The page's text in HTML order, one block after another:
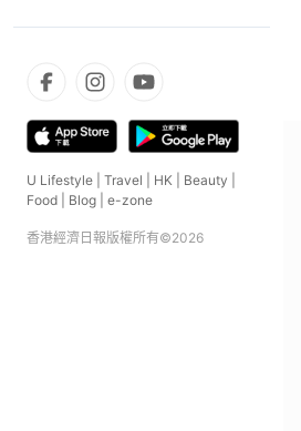
U Lifestyle Travel HK Beauty
Food
Blog e-zone
香港經濟日報版權所有©2026